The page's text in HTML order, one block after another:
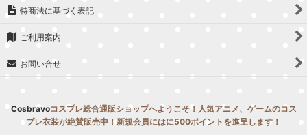
特商法に基づく表記
ご利用案内
お問い合せ
Cosbravoコスプレ総合通販ショップへようこそ！人気アニメ、ゲームのコス
プレ衣装が絶賛販売中！新規会員にはに500ポイントを進呈します！